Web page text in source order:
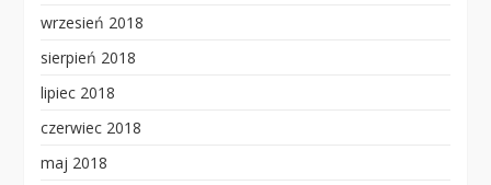
wrzesień 2018
sierpień 2018
lipiec 2018
czerwiec 2018
maj 2018